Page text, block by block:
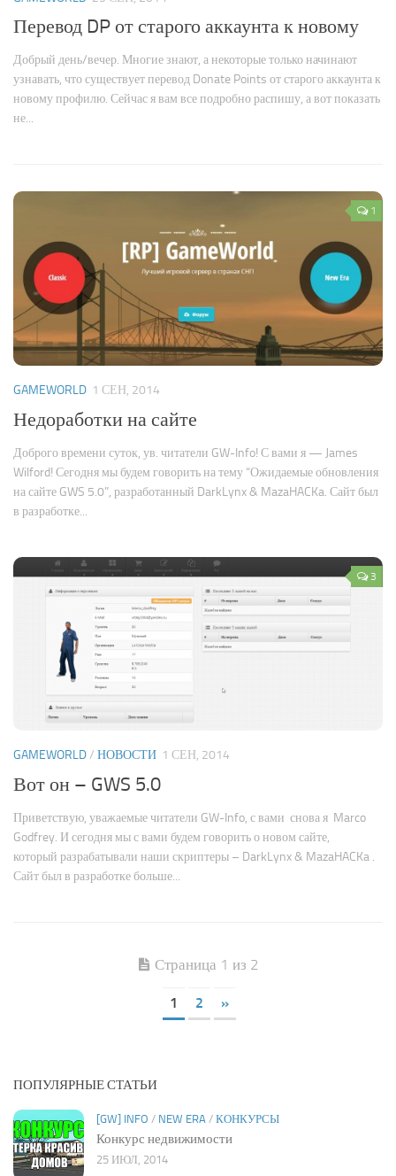
Перевод DP от старого аккаунта к новому
Добрый день/вечер. Многие знают, а некоторые только начинают
узнавать, что существует перевод Donate Points от старого аккаунта к
новому профилю. Сейчас я вам все подробно распишу, а вот показать
не...
1
GAMEWORLD 1 СЕН, 2014
Недоработки на сайте
Доброго времени суток, ув. читатели GW-Info! С вами я — James
Wilford! Сегодня мы будем говорить на тему “Ожидаемые обновления
на сайте GWS 5.0”, разработанный DarkLynx & MazaHACKa. Сайт был
в разработке...
3
GAMEWORLD/ НОВОСТИ 1 СЕН, 2014
Вот он – GWS 5.0
Приветствую, уважаемые читатели GW-Info, с вами снова я Marco
Godfrey. И сегодня мы с вами будем говорить о новом сайте,
который разрабатывали наши скриптеры – DarkLynx & MazaHACKa .
Сайт был в разработке больше...
Страница 1 из 2
1 2 »
ПОПУЛЯРНЫЕ СТАТЬИ
[GW] INFO / NEW ERA / КОНКУРСЫ
Конкурс недвижимости
25 ИЮЛ, 2014